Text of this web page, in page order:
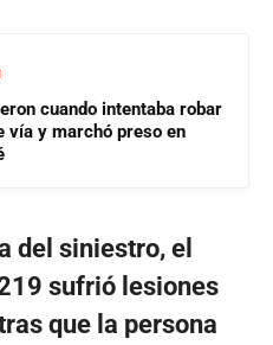
cuando intentaba robar
vía y marchó preso en
del siniestro, el
sufrió lesiones
que la persona